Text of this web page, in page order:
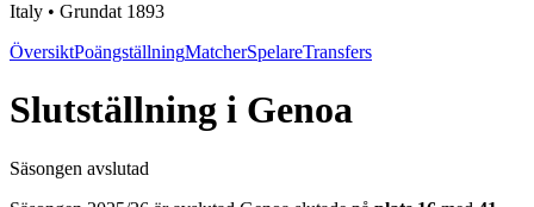
Italy • Grundat 1893
ÖversiktPoängställningMatcherSpelareTransfers
Slutställning i Genoa
Säsongen avslutad